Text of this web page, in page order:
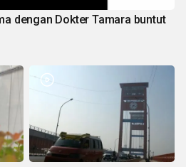
dengan Dokter Tamara buntut